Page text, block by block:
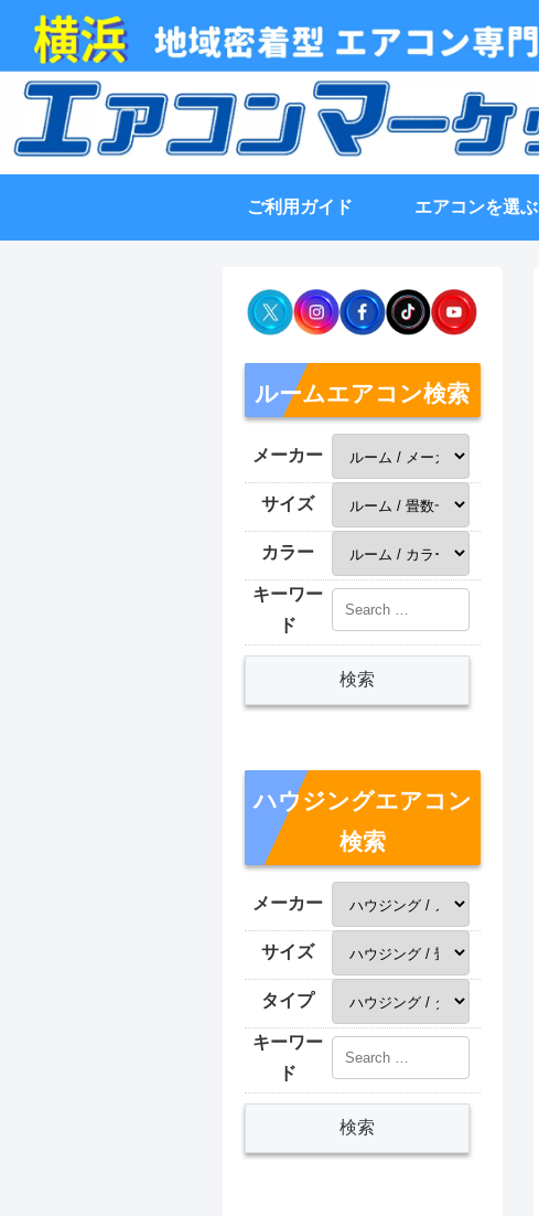
ご利用ガイド エアコンを選ぶ
ルームエアコン検索
メーカー
サイズ
カラー
キーワー
ド
ハウジングエアコン
検索
メーカー
サイズ
タイプ
キーワー
ド